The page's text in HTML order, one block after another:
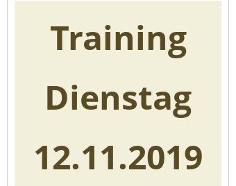
Training
Dienstag
12.11.2019